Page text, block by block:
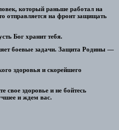
который раньше работал на
отправляется на фронт защищать
Бог хранит тебя.
боевые задачи. Защита Родины —
здоровья и скорейшего
свое здоровье и не бойтесь
и ждем вас.